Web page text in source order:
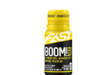
Nejlevnější
Nejdražší
Nejprodávanější
Abecedně